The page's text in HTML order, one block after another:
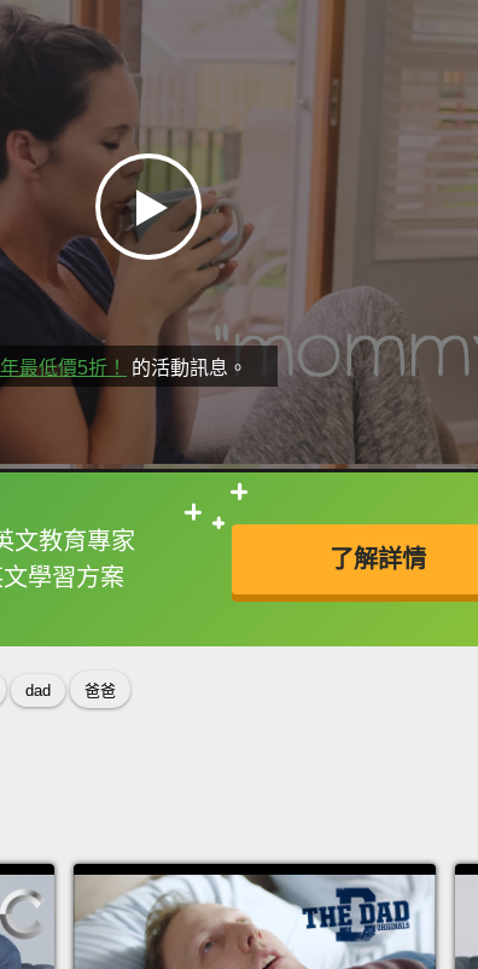
最低價5折！ 的活動訊息。
文教育專家
學習方案
了解詳情
或點兩下字幕可以直接查字典喔！
dad 爸爸